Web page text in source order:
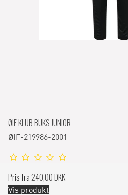
ØIF KLUB BUKS JUNIOR
ØIF-219986-2001
Pris fra240,00 DKK
Vis produkt